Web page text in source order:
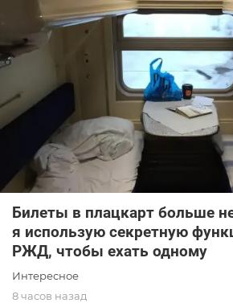
Билеты в плацкарт больше
я использую секретную
РЖД, чтобы ехать одному
Интересное
8 часов назад